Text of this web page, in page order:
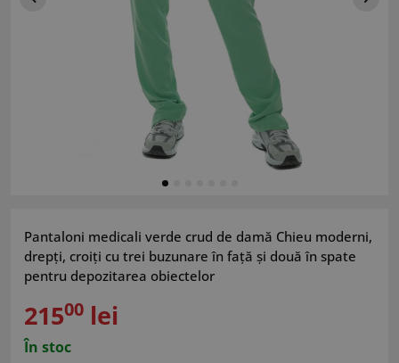
Pantaloni medicali verde crud de damă Chieu moderni,
drepți, croiți cu trei buzunare în față și două în spate
pentru depozitarea obiectelor
21500 lei
În stoc